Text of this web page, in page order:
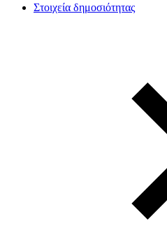
Στοιχεία δημοσιότητας